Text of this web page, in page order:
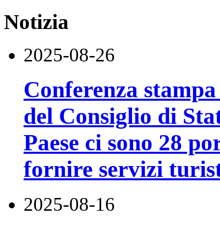
Notizia
2025-08-26
Conferenza
del Consiglio di
Paese ci sono 28
fornire servizi
2025-08-16